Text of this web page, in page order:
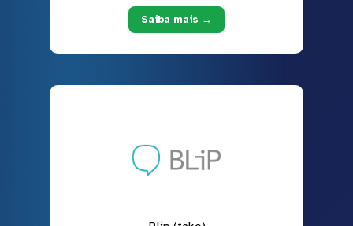
Saiba mais →